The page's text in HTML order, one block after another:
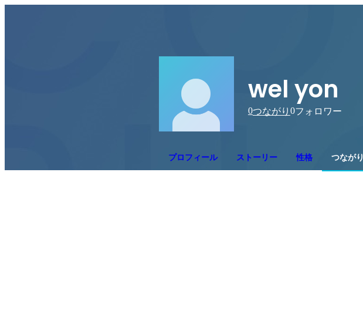
wel yon
0つながり 0フォロワー
プロフィール ストーリー 性格 つながり